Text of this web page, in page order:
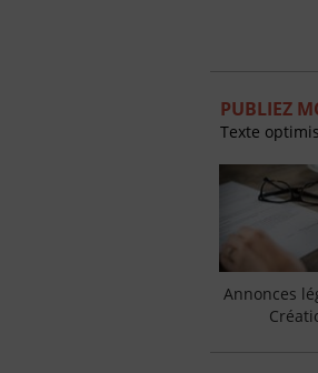
PUBLIEZ
Texte
Annonces